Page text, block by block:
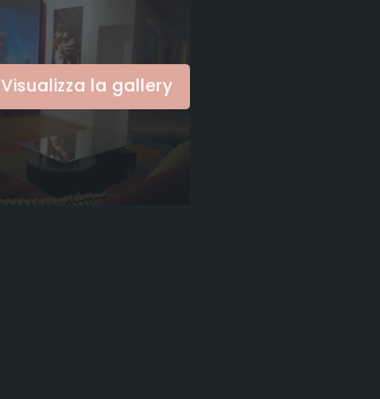
Visualizza la gallery